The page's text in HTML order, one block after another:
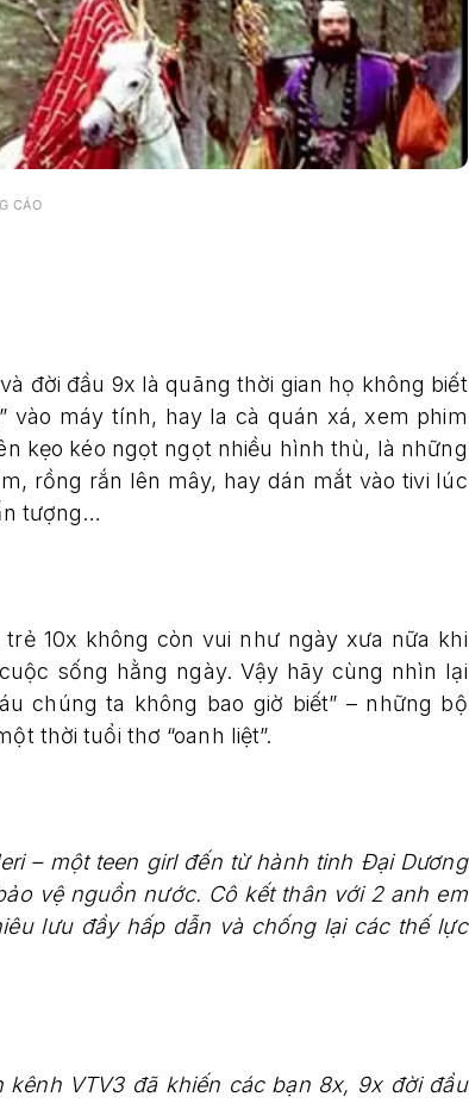
CÁO
đời đầu 9x là quãng thời gian họ không biết
vào máy tính, hay la cà quán xá, xem phim
kẹo kéo ngọt ngọt nhiều hình thù, là những
rồng rắn lên mây, hay dán mắt vào tivi lúc
tượng…
10x không còn vui như ngày xưa nữa khi
sống hằng ngày. Vậy hãy cùng nhìn lại
chúng ta không bao giờ biết” – những bộ
thời tuổi thơ “oanh liệt”.
– một teen girl đến từ hành tinh Đại Dương
vệ nguồn nước. Cô kết thân với 2 anh em
lưu đầy hấp dẫn và chống lại các thế lực
VTV3 đã khiến các bạn 8x, 9x đời đầu